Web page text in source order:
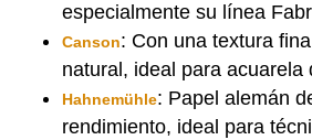
especialmente su línea
Canson: Con una textura
natural, ideal para acuarela
Hahnemühle: Papel alemán
rendimiento, ideal para